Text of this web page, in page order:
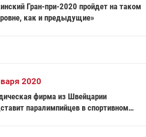
Гран-при-2020 пройдет на таком
как и предыдущие»
2020
фирма из Швейцарии
паралимпийцев в спортивном